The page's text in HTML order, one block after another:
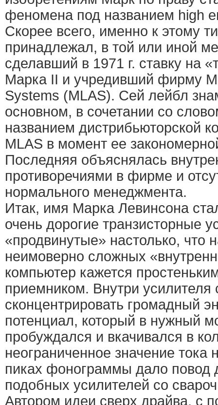
феномена под названием high
Скорее всего, именно к этому
принадлежал, в той или иной
cделавший в 1971 г. ставку на
Марка II и учредивший фирму
Systems (MLAS). Сей лейбл
основном, в сочетании со
названием дистрибьюторской
MLAS в момент ее
Последняя объяснялась
противоречиями в фирме и
нормального менеджмента.
Итак, имя Марка Левинсона
очень дорогие транзисторные
«продвинутые» настолько, что
неимоверно сложных
компьютер кажется
приемником. Внутри усилителя
сконцентрировать громадный
потенциал, который в нужный
пробуждался и вкачивался в
неограниченное значение тока
пиках фонограммы дало повод
подобных усилителей со
Автором идеи сверх драйва, с